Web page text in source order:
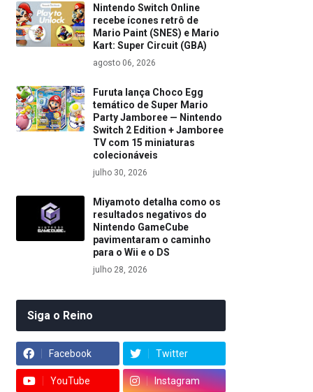
Nintendo Switch Online
recebe ícones retrô de
Mario Paint (SNES) e Mario
Kart: Super Circuit (GBA)
agosto 06, 2026
Furuta lança Choco Egg
temático de Super Mario
Party Jamboree — Nintendo
Switch 2 Edition + Jamboree
TV com 15 miniaturas
colecionáveis
julho 30, 2026
Miyamoto detalha como os
resultados negativos do
Nintendo GameCube
pavimentaram o caminho
para o Wii e o DS
julho 28, 2026
Siga o Reino
Facebook Twitter
YouTube Instagram